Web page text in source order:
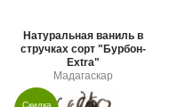
Натуральная ваниль в
стручках сорт "Бурбон-
Extra"
Мадагаскар
Скидка